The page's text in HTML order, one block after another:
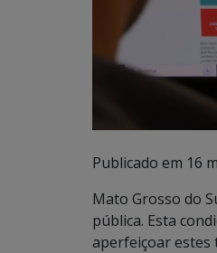
Publicado em 16
Mato Grosso do
pública. Esta
aperfeiçoar estes